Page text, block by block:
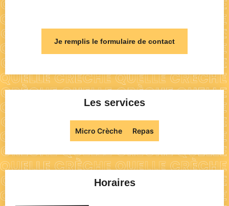
Je remplis le formulaire de contact
Les services
Micro Crèche Repas
Horaires